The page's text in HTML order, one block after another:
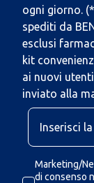
ogni giorno.
spediti da
esclusi
kit
ai nuovi
inviato alla
Marketing/
di consenso